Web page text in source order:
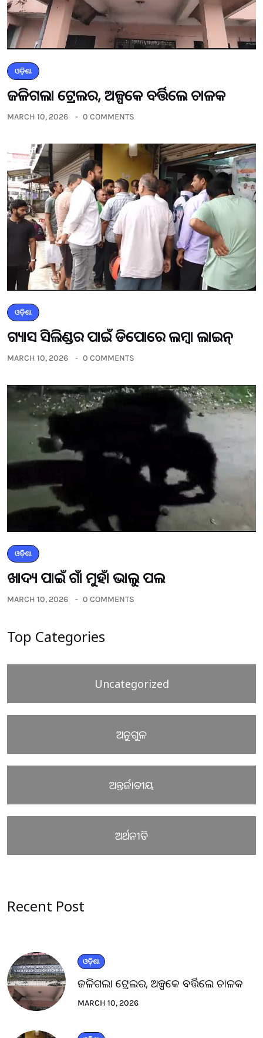
ଓଡ଼ିଶା
ଜଳିଗଲା ଟ୍ରେଲର, ଅଳ୍ପକେ ବର୍ତ୍ତିଲେ ଚାଳକ
MARCH 10, 2026 0 COMMENTS
ଓଡ଼ିଶା
ଗ୍ୟାସ ସିଲିଣ୍ଡର ପାଇଁ ଡିପୋରେ ଲମ୍ବା ଲାଇନ୍
MARCH 10, 2026 0 COMMENTS
ଓଡ଼ିଶା
ଖାଦ୍ୟ ପାଇଁ ଗାଁ ମୁହାଁ ଭାଲୁ ପଲ
MARCH 10, 2026 0 COMMENTS
Top Categories
Uncategorized
ଅନୁଗୁଳ
ଅନ୍ତର୍ଜାତୀୟ
ଅର୍ଥନୀତି
Recent Post
ଓଡ଼ିଶା
ଜଳିଗଲା ଟ୍ରେଲର, ଅଳ୍ପକେ ବର୍ତ୍ତିଲେ ଚାଳକ
MARCH 10, 2026